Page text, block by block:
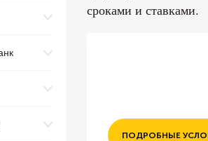
сроками и ставками.
ПОДРОБНЫЕ